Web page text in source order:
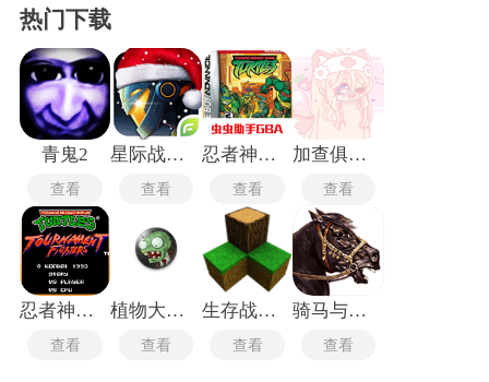
热门下载
青鬼2
查看
星际战争异形入侵最新版
查看
忍者神龟安卓版
查看
加查俱乐部可爱屋
查看
忍者神龟格斗中文版
查看
植物大战僵尸TV触控版
查看
生存战争2.3插件版
查看
骑马与砍杀2中文版
查看